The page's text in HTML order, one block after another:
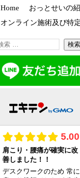
Home おっとせいの
オンライン施術及び特